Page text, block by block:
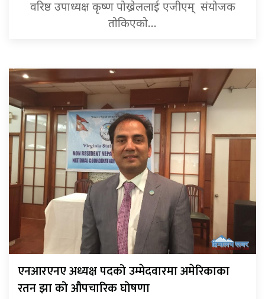
वरिष्ठ उपाध्यक्ष कृष्ण पोख्रेललाई एजीएम् संयोजक
तोकिएको…
एनआरएनए अध्यक्ष पदको उम्मेदवारमा अमेरिकाका
रतन झा को औपचारिक घोषणा